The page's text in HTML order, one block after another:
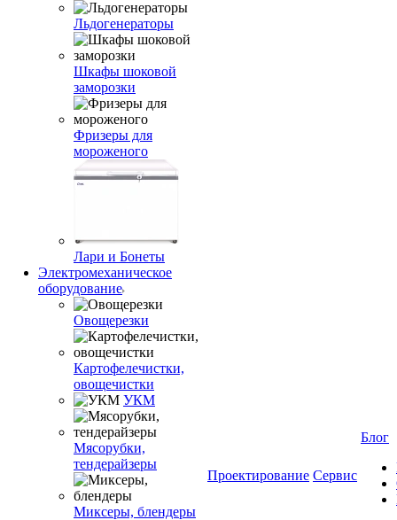
Льдогенераторы
Шкафы шоковой
заморозки
Фризеры для
мороженого
Лари и Бонеты
Электромеханическое
оборудование
Овощерезки
Картофелечистки,
овощечистки
УКМ
Мясорубки,
тендерайзеры
Миксеры, блендеры
Проектирование Сервис
Блог